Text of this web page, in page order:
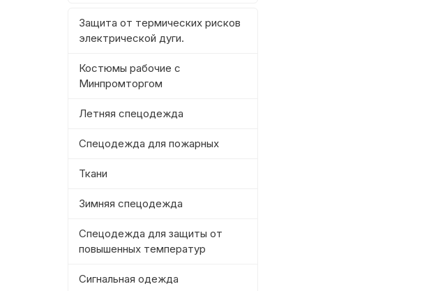
Защита от термических рисков
электрической дуги.
Костюмы рабочие с
Минпромторгом
Летняя спецодежда
Спецодежда для пожарных
Ткани
Зимняя спецодежда
Спецодежда для защиты от
повышенных температур
Сигнальная одежда